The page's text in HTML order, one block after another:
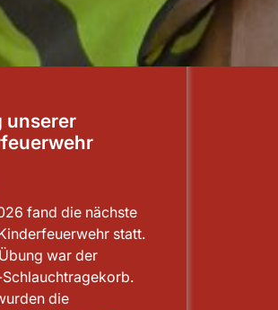
unserer
fand die nächste
statt.
war der
die